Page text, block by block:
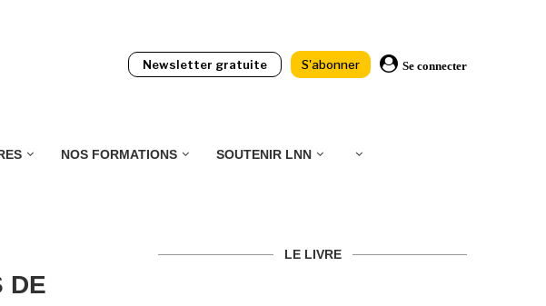
Newsletter gratuite S'abonner Se connecter
NOS FORMATIONS SOUTENIR LNN
DE
LE LIVRE